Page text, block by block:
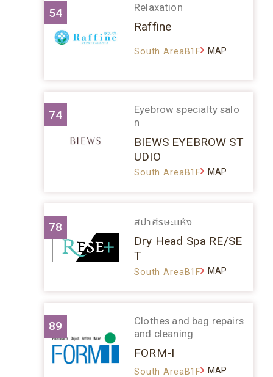
54 Relaxation
Raffine
South AreaB1F MAP
74
Eyebrow specialty salo
n
BIEWS EYEBROW ST
UDIO
South AreaB1F MAP
78 สปาศีรษะแห้ง
Dry Head Spa RE/SE
T
South AreaB1F MAP
89
Clothes and bag repairs
and cleaning
FORM-I
South AreaB1F MAP